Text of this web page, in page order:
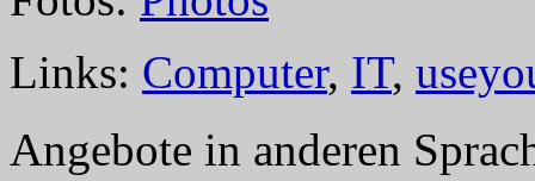
Links: Computer, IT,
Angebote in anderen